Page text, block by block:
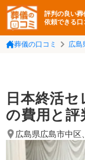
評判の良い葬
依頼できる口
葬儀の口コミ 広島
日本終活セ
の費用と評
広島県広島市中区、